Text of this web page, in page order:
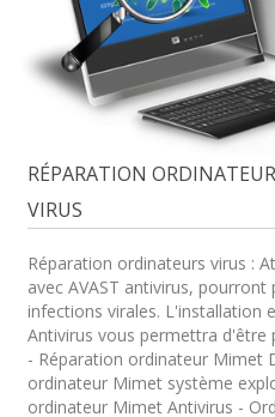
RÉPARATION
VIRUS
Réparation ordinateurs virus :
avec AVAST antivirus,
infections virales. L'installation
Antivirus vous permettra d'être
- Réparation ordinateur Mimet
ordinateur Mimet système
ordinateur Mimet Antivirus -